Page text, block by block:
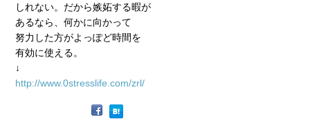
しれない。だから嫉妬する暇が
あるなら、何かに向かって
努力した方がよっぽど時間を
有効に使える。
↓
http://www.0stresslife.com/zrl/